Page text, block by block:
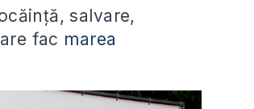
salvare,
fac marea